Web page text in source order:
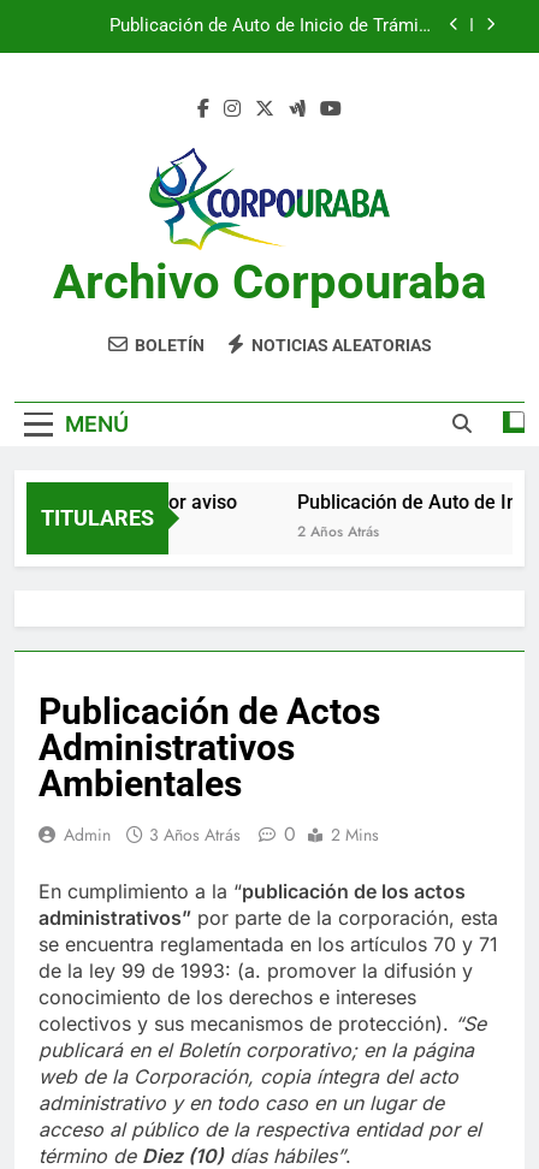
Publicación de Auto de Inicio de Trámite
Notificación por aviso
Publicación de Auto de Inicio de Trámite
Publicación de Auto de Inicio de Trámite
CITACIONES
Archivo Corpouraba
BOLETÍN NOTICIAS ALEATORIAS
MENÚ
TITULARES
Notificación por aviso
2 Años Atrás
Publicación de Auto de
2 Años Atrás
Publicación de Actos
Administrativos
Ambientales
Admin 3 Años Atrás 0 2 Mins
En cumplimiento a la “publicación de los actos
administrativos” por parte de la corporación, esta
se encuentra reglamentada en los artículos 70 y 71
de la ley 99 de 1993: (a. promover la difusión y
conocimiento de los derechos e intereses
colectivos y sus mecanismos de protección). “Se
publicará en el Boletín corporativo; en la página
web de la Corporación, copia íntegra del acto
administrativo y en todo caso en un lugar de
acceso al público de la respectiva entidad por el
término de Diez (10)días hábiles”.